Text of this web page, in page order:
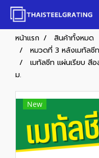
หน้าแรก
สินค้าทั้งหมด
หมวดที่ 3 หลังเมทัลชี
เมทัลชีท แผ่นเรียบ สี
ม.
New